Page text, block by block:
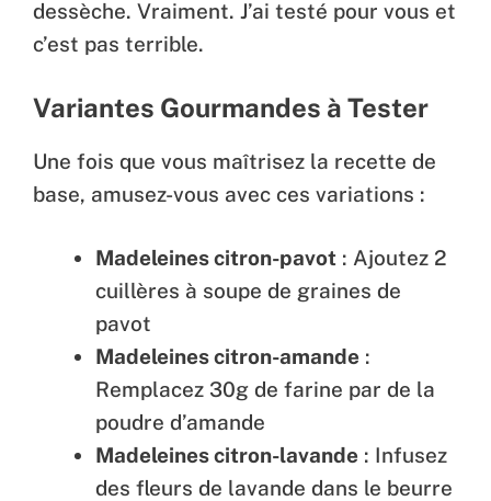
dessèche. Vraiment. J’ai testé pour vous et
c’est pas terrible.
Variantes Gourmandes à Tester
Une fois que vous maîtrisez la recette de
base, amusez-vous avec ces variations :
Madeleines citron-pavot : Ajoutez 2
cuillères à soupe de graines de
pavot
Madeleines citron-amande :
Remplacez 30g de farine par de la
poudre d’amande
Madeleines citron-lavande : Infusez
des fleurs de lavande dans le beurre